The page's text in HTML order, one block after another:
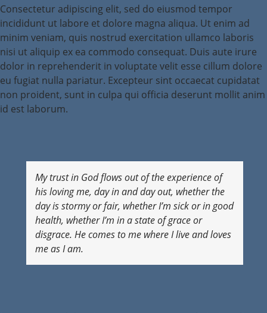
Consectetur adipiscing elit, sed do eiusmod tempor
incididunt ut labore et dolore magna aliqua. Ut enim ad
minim veniam, quis nostrud exercitation ullamco laboris
nisi ut aliquip ex ea commodo consequat. Duis aute irure
dolor in reprehenderit in voluptate velit esse cillum dolore
eu fugiat nulla pariatur. Excepteur sint occaecat cupidatat
non proident, sunt in culpa qui officia deserunt mollit anim
id est laborum.
My trust in God flows out of the experience of
his loving me, day in and day out, whether the
day is stormy or fair, whether I’m sick or in good
health, whether I’m in a state of grace or
disgrace. He comes to me where I live and loves
me as I am.